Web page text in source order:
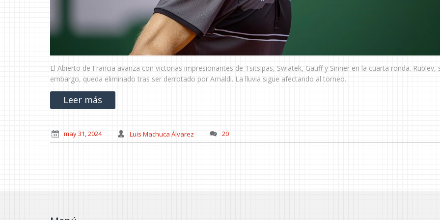
El Abierto de Francia avanza con victorias impresionantes de Tsitsipas, Swiatek, Gauff y Sinner en la cuarta ronda. Rublev,
embargo, queda eliminado tras ser derrotado por Arnaldi. La lluvia sigue afectando al torneo.
Leer más
may 31, 2024 Luis Machuca Álvarez 20